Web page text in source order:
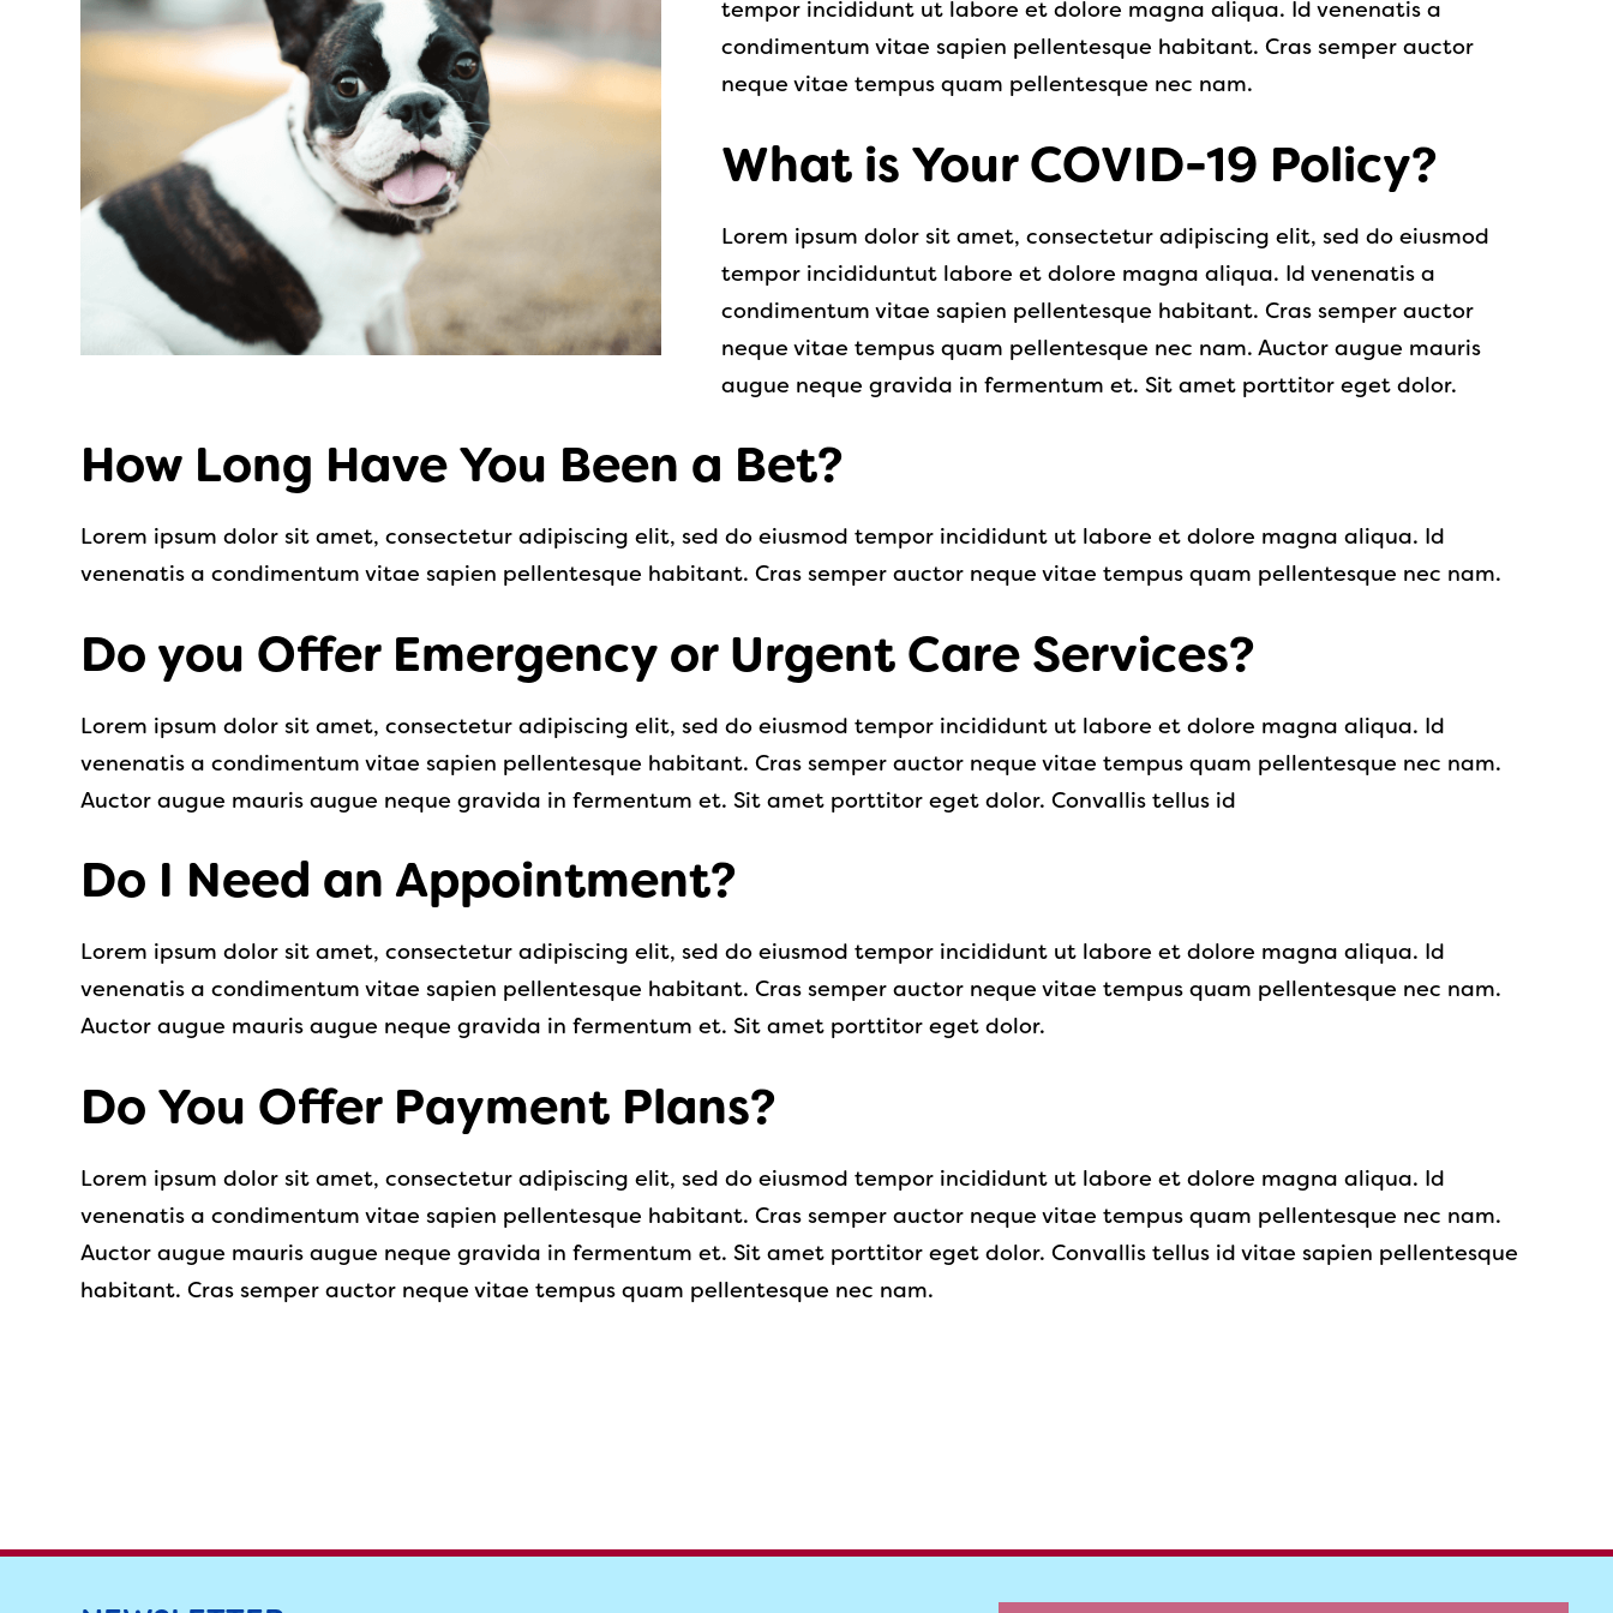
tempor incididunt ut labore et dolore magna aliqua. Id venenatis a
condimentum vitae sapien pellentesque habitant. Cras semper auctor
neque vitae tempus quam pellentesque nec nam.
What is Your COVID-19 Policy?
Lorem ipsum dolor sit amet, consectetur adipiscing elit, sed do eiusmod
tempor incididuntut labore et dolore magna aliqua. Id venenatis a
condimentum vitae sapien pellentesque habitant. Cras semper auctor
neque vitae tempus quam pellentesque nec nam. Auctor augue mauris
augue neque gravida in fermentum et. Sit amet porttitor eget dolor.
How Long Have You Been a Bet?
Lorem ipsum dolor sit amet, consectetur adipiscing elit, sed do eiusmod tempor incididunt ut labore et dolore magna aliqua. Id
venenatis a condimentum vitae sapien pellentesque habitant. Cras semper auctor neque vitae tempus quam pellentesque nec nam.
Do you Offer Emergency or Urgent Care Services?
Lorem ipsum dolor sit amet, consectetur adipiscing elit, sed do eiusmod tempor incididunt ut labore et dolore magna aliqua. Id
venenatis a condimentum vitae sapien pellentesque habitant. Cras semper auctor neque vitae tempus quam pellentesque nec nam.
Auctor augue mauris augue neque gravida in fermentum et. Sit amet porttitor eget dolor. Convallis tellus id
Do I Need an Appointment?
Lorem ipsum dolor sit amet, consectetur adipiscing elit, sed do eiusmod tempor incididunt ut labore et dolore magna aliqua. Id
venenatis a condimentum vitae sapien pellentesque habitant. Cras semper auctor neque vitae tempus quam pellentesque nec nam.
Auctor augue mauris augue neque gravida in fermentum et. Sit amet porttitor eget dolor.
Do You Offer Payment Plans?
Lorem ipsum dolor sit amet, consectetur adipiscing elit, sed do eiusmod tempor incididunt ut labore et dolore magna aliqua. Id
venenatis a condimentum vitae sapien pellentesque habitant. Cras semper auctor neque vitae tempus quam pellentesque nec nam.
Auctor augue mauris augue neque gravida in fermentum et. Sit amet porttitor eget dolor. Convallis tellus id vitae sapien pellentesque
habitant. Cras semper auctor neque vitae tempus quam pellentesque nec nam.